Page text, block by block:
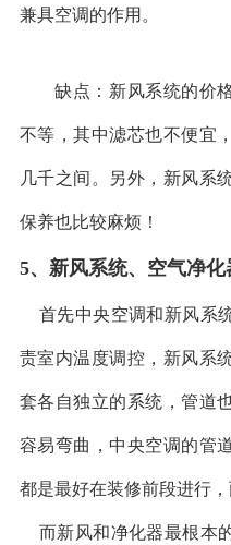
兼具空调的作用。
缺点：新风系统的价
不等，其中滤芯也不便宜
几千之间。另外，新风系
保养也比较麻烦！
5、新风系统、空气净化
首先中央空调和新风系
责室内温度调控，新风系
套各自独立的系统，管道
容易弯曲，中央空调的管
都是最好在装修前段进行
而新风和净化器最根本